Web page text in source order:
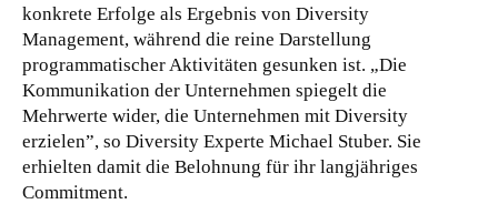
konkrete Erfolge als Ergebnis von Diversity
Management, während die reine Darstellung
programmatischer Aktivitäten gesunken ist. „Die
Kommunikation der Unternehmen spiegelt die
Mehrwerte wider, die Unternehmen mit Diversity
erzielen”, so Diversity Experte Michael Stuber. Sie
erhielten damit die Belohnung für ihr langjähriges
Commitment.